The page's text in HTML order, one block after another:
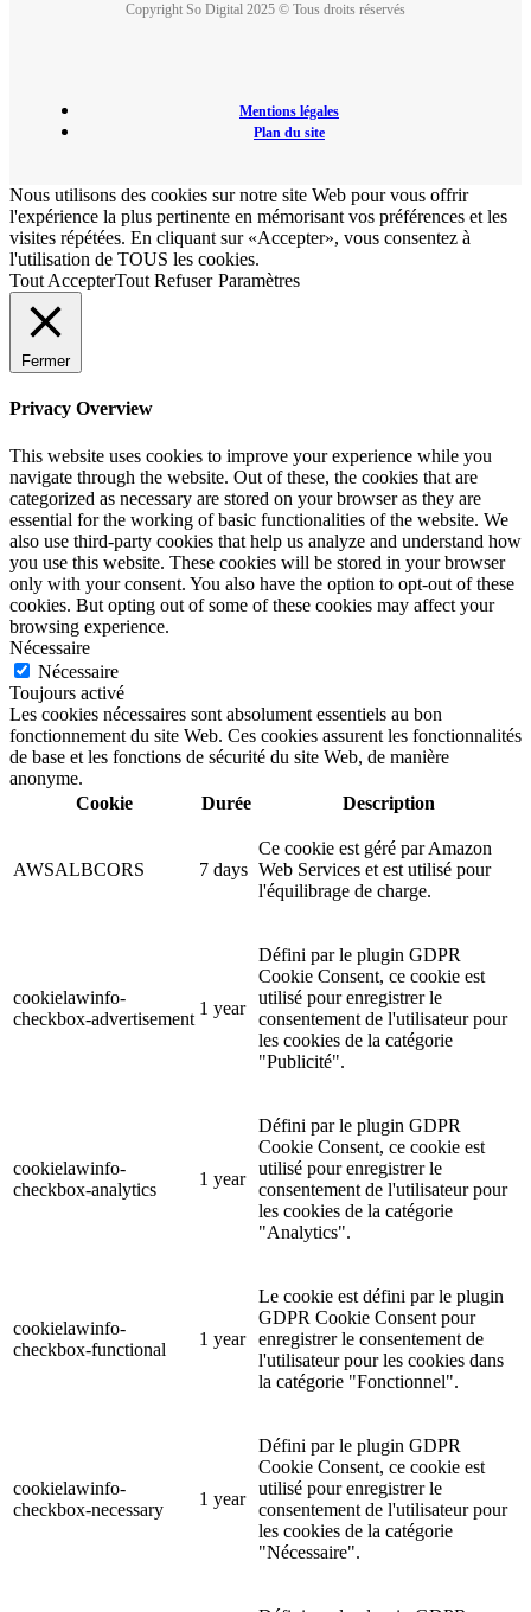
Copyright So Digital 2025 © Tous droits réservés
Mentions légales
Plan du site
Nous utilisons des cookies sur notre site Web pour vous offrir
l'expérience la plus pertinente en mémorisant vos préférences et les
visites répétées. En cliquant sur «Accepter», vous consentez à
l'utilisation de TOUS les cookies.
Tout AccepterTout Refuser Paramètres
Fermer
Privacy Overview
This website uses cookies to improve your experience while you
navigate through the website. Out of these, the cookies that are
categorized as necessary are stored on your browser as they are
essential for the working of basic functionalities of the website. We
also use third-party cookies that help us analyze and understand how
you use this website. These cookies will be stored in your browser
only with your consent. You also have the option to opt-out of these
cookies. But opting out of some of these cookies may affect your
browsing experience.
Nécessaire
Nécessaire
Toujours activé
Les cookies nécessaires sont absolument essentiels au bon
fonctionnement du site Web. Ces cookies assurent les fonctionnalités
de base et les fonctions de sécurité du site Web, de manière
anonyme.
Cookie
Durée Description
AWSALBCORS 7 days
Ce cookie est géré par Amazon
Web Services et est utilisé pour
l'équilibrage de charge.
cookielawinfo-
checkbox-advertisement
1 year
Défini par le plugin GDPR
Cookie Consent, ce cookie est
utilisé pour enregistrer le
consentement de l'utilisateur pour
les cookies de la catégorie
"Publicité".
cookielawinfo-
checkbox-analytics
1 year
Défini par le plugin GDPR
Cookie Consent, ce cookie est
utilisé pour enregistrer le
consentement de l'utilisateur pour
les cookies de la catégorie
"Analytics".
cookielawinfo-
checkbox-functional
1 year
Le cookie est défini par le plugin
GDPR Cookie Consent pour
enregistrer le consentement de
l'utilisateur pour les cookies dans
la catégorie "Fonctionnel".
cookielawinfo-
checkbox-necessary
1 year
Défini par le plugin GDPR
Cookie Consent, ce cookie est
utilisé pour enregistrer le
consentement de l'utilisateur pour
les cookies de la catégorie
"Nécessaire".